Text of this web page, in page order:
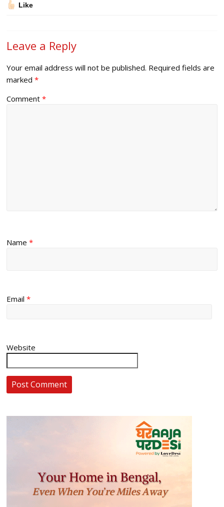
Like
Leave a Reply
Your email address will not be published. Required fields are
marked*
Comment*
Name*
Email*
Website